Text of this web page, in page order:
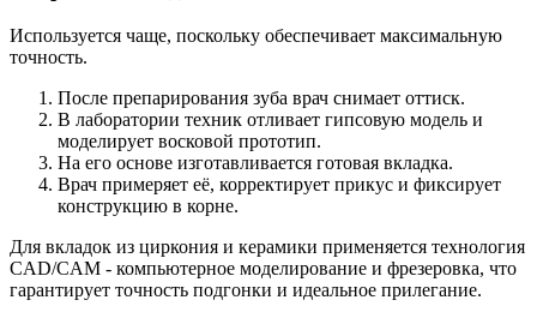
Используется чаще, поскольку обеспечивает максимальную
точность.
После препарирования зуба врач снимает оттиск.
В лаборатории техник отливает гипсовую модель и
моделирует восковой прототип.
На его основе изготавливается готовая вкладка.
Врач примеряет её, корректирует прикус и фиксирует
конструкцию в корне.
Для вкладок из циркония и керамики применяется технология
CAD/CAM - компьютерное моделирование и фрезеровка, что
гарантирует точность подгонки и идеальное прилегание.